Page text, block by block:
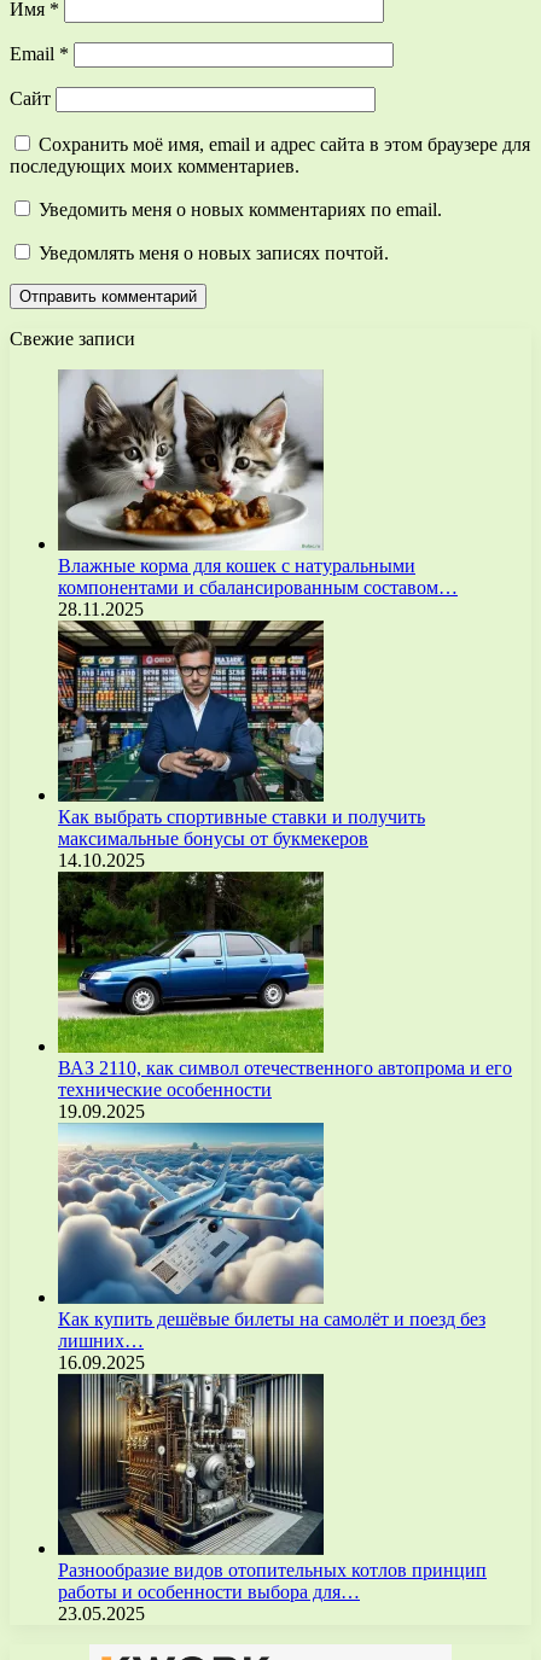
Имя *
Email *
Сайт
Сохранить моё имя, email и адрес сайта в этом браузере для
последующих моих комментариев.
Уведомить меня о новых комментариях по email.
Уведомлять меня о новых записях почтой.
Свежие записи
Влажные корма для кошек с натуральными
компонентами и сбалансированным составом…
28.11.2025
Как выбрать спортивные ставки и получить
максимальные бонусы от букмекеров
14.10.2025
ВАЗ 2110, как символ отечественного автопрома и его
технические особенности
19.09.2025
Как купить дешёвые билеты на самолёт и поезд без
лишних…
16.09.2025
Разнообразие видов отопительных котлов принцип
работы и особенности выбора для…
23.05.2025